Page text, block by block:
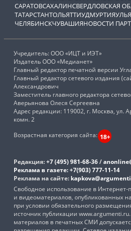
САРАТОВСАХАЛИНСВЕРДЛОВСКАЯ
ТАТАРСТАНТОЛЬЯТТИУДМУРТИЯ
ЧЕЛЯБИНСКЧУВАШИЯНОВОСТИ
Учредитель: ООО «ИЦТ и ИЭТ»
Издатель ООО «Медианет»
Главный редактор печатной версии
Главный редактор сетевого издания
Александрович
Заместитель главного редактора
Аверьянова Олеся Сергеевна
Адрес редакции: 119002, г. Москва, ул.
комн. 2
Возрастная категория сайта: 18+
Редакция:+7 (495) 981-68-36/
Реклама в газете:+7(903) 777-11-14
Реклама на сайте:
Свободное использование в Интернет-
и видеоматериалов, опубликованных
при условии обязательного
источник публикации
материалов в печатных СМИ